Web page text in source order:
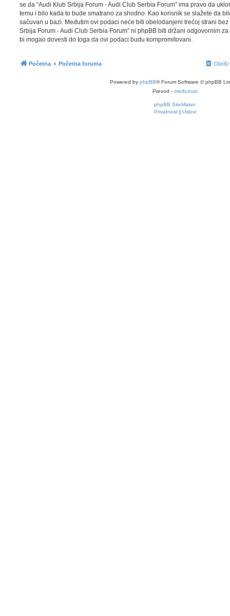
se da “Audi Klub Srbija Forum - Audi Club Serbia Forum” ima pravo da
temu i bilo kada to bude smatrano za shodno. Kao korisnik se slažete da
sačuvan u bazi. Međutim ovi podaci neće biti obelodanjeni trećoj strani
Srbija Forum - Audi Club Serbia Forum” ni phpBB biti držani odgovornim
bi mogao dovesti do toga da ovi podaci budu kompromitovani.
Početna Početna foruma Obriši
Powered by phpBB® Forum Software © phpBB
Prevod - medicinari
phpBB SiteMaker
Privatnost| Uslovi